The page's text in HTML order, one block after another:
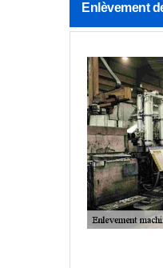
Enlèvement